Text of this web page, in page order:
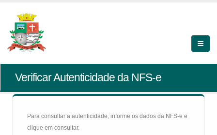
Verificar Autenticidade da NFS-e
Para consultar a autenticidade, informe os dados da NFS-e e
clique em consultar.